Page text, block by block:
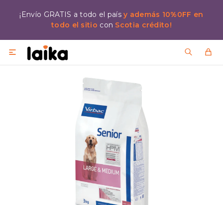
¡Envío GRATIS a todo el paísy además 10%0FF en
todo el sitio con Scotia crédito!
